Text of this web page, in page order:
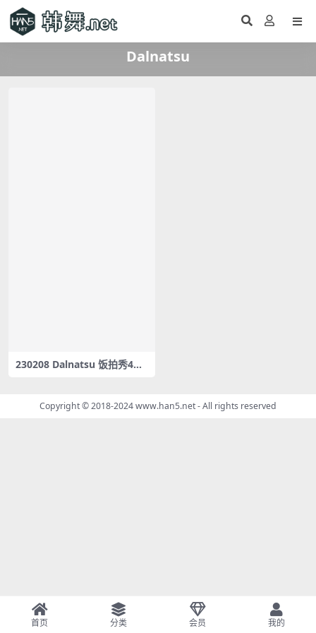
Dalnatsu
230208 Dalnatsu 饭拍秀4部f
Copyright © 2018-2024www.han5.net- All rights reserved
首页 分类 会员 我的